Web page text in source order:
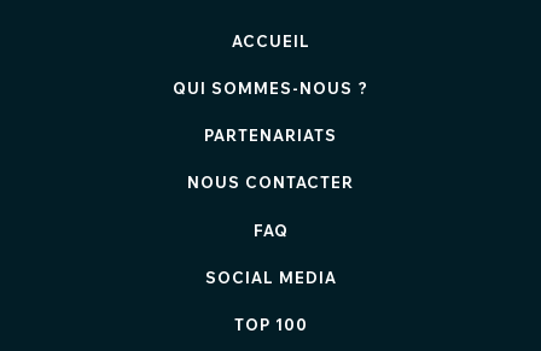
ACCUEIL
QUI SOMMES-NOUS ?
PARTENARIATS
NOUS CONTACTER
FAQ
SOCIAL MEDIA
TOP 100